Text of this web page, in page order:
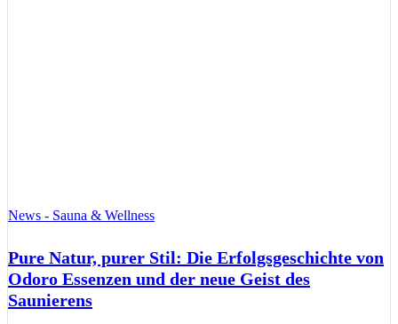
News - Sauna & Wellness
Pure Natur, purer Stil: Die Erfolgsgeschichte von
Odoro Essenzen und der neue Geist des
Saunierens